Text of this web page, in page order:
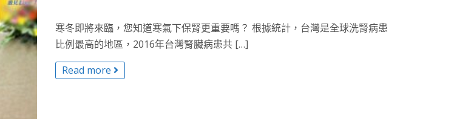
寒冬即將來臨，您知道寒氣下保腎更重要嗎？ 根據統計，台灣是全球洗腎病患
比例最高的地區，2016年台灣腎臟病患共 […]
Read more